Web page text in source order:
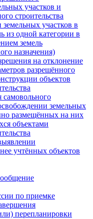
участков и
строительства
участков в
из одной категории в
земель
назначения)
на отклонение
разрешённого
объектов
земельных
размещённых на них
объектами
учтённых объектов
по приемке
перепланировки